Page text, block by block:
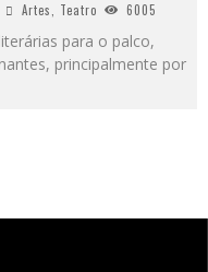
Artes, Teatro 6005
para o palco,
principalmente por